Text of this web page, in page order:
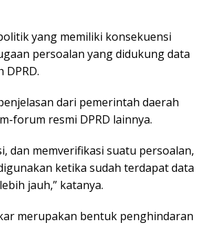
yang memiliki konsekuensi
persoalan yang didukung data
dari pemerintah daerah
forum resmi DPRD lainnya.
dan memverifikasi suatu persoalan,
ketika sudah terdapat data
jauh,” katanya.
merupakan bentuk penghindaran